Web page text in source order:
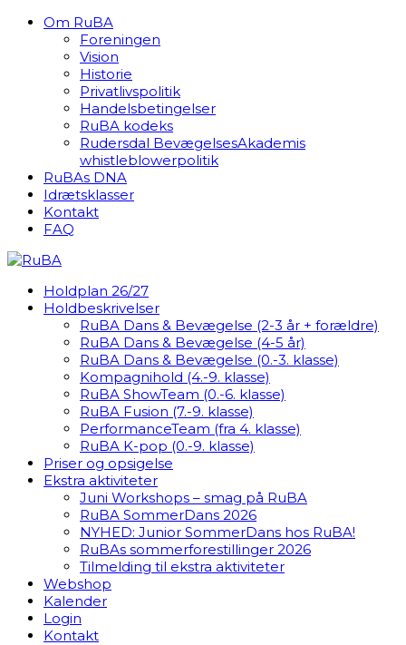
Om RuBA
Foreningen
Vision
Historie
Privatlivspolitik
Handelsbetingelser
RuBA kodeks
Rudersdal BevægelsesAkademis
whistleblowerpolitik
RuBAs DNA
Idrætsklasser
Kontakt
FAQ
Holdplan 26/27
Holdbeskrivelser
RuBA Dans & Bevægelse (2-3 år + forældre)
RuBA Dans & Bevægelse (4-5 år)
RuBA Dans & Bevægelse (0.-3. klasse)
Kompagnihold (4.-9. klasse)
RuBA ShowTeam (0.-6. klasse)
RuBA Fusion (7.-9. klasse)
PerformanceTeam (fra 4. klasse)
RuBA K-pop (0.-9. klasse)
Priser og opsigelse
Ekstra aktiviteter
Juni Workshops – smag på RuBA
RuBA SommerDans 2026
NYHED: Junior SommerDans hos RuBA!
RuBAs sommerforestillinger 2026
Tilmelding til ekstra aktiviteter
Webshop
Kalender
Login
Kontakt